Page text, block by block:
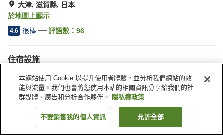
大津, 滋賀縣, 日本
於地圖上顯示
4.6 很棒 評語數： 96
住宿設施
停車場
三溫暖
游泳池
餐廳
找客房
本網站使用 Cookie 以提升使用者體驗，並分析我們網站的效
能與流量。我們也會將您使用本站的相關資訊分享給我們的社
群媒體、廣告和分析合作夥伴。
隱私權政策
不要銷售我的個人資訊 允許全部